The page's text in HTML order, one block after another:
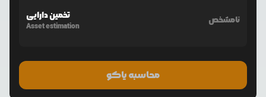
تخمین دارایی
Asset estimation
نامشخص
محاسبه یاکو